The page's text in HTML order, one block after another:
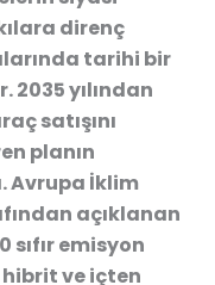
direnç
tarihi bir
2035 yılından
satışını
planın
Avrupa İklim
açıklanan
emisyon
hibrit ve içten